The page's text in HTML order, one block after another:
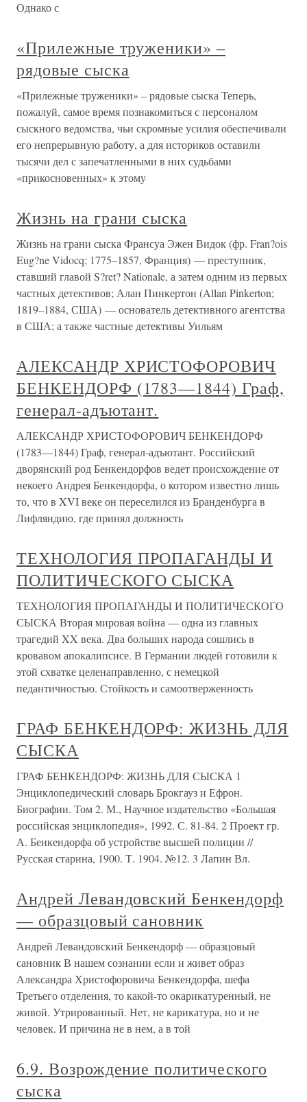
Однако с
«Прилежные труженики» –
рядовые сыска
«Прилежные труженики» – рядовые сыска Теперь,
пожалуй, самое время познакомиться с персоналом
сыскного ведомства, чьи скромные усилия обеспечивали
его непрерывную работу, а для историков оставили
тысячи дел с запечатленными в них судьбами
«прикосновенных» к этому
Жизнь на грани сыска
Жизнь на грани сыска Франсуа Эжен Видок (фр. Fran?ois
Eug?ne Vidocq; 1775–1857, Франция) — преступник,
ставший главой S?ret? Nationale, а затем одним из первых
частных детективов; Алан Пинкертон (Allan Pinkerton;
1819–1884, США) — основатель детективного агентства
в США; а также частные детективы Уильям
АЛЕКСАНДР ХРИСТОФОРОВИЧ
БЕНКЕНДОРФ (1783—1844) Граф,
генерал-адъютант.
АЛЕКСАНДР ХРИСТОФОРОВИЧ БЕНКЕНДОРФ
(1783—1844) Граф, генерал-адъютант. Российский
дворянский род Бенкендорфов ведет происхождение от
некоего Андрея Бенкендорфа, о котором известно лишь
то, что в XVI веке он переселился из Бранденбурга в
Лифляндию, где принял должность
ТЕХНОЛОГИЯ ПРОПАГАНДЫ И
ПОЛИТИЧЕСКОГО СЫСКА
ТЕХНОЛОГИЯ ПРОПАГАНДЫ И ПОЛИТИЧЕСКОГО
СЫСКА Вторая мировая война — одна из главных
трагедий XX века. Два больших народа сошлись в
кровавом апокалипсисе. В Германии людей готовили к
этой схватке целенаправленно, с немецкой
педантичностью. Стойкость и самоотверженность
ГРАФ БЕНКЕНДОРФ: ЖИЗНЬ ДЛЯ
СЫСКА
ГРАФ БЕНКЕНДОРФ: ЖИЗНЬ ДЛЯ СЫСКА 1
Энциклопедический словарь Брокгауз и Ефрон.
Биографии. Том 2. М., Научное издательство «Большая
российская энциклопедия», 1992. С. 81-84. 2 Проект гр.
А. Бенкендорфа об устройстве высшей полиции //
Русская старина, 1900. Т. 1904. №12. 3 Лапин Вл.
Андрей Левандовский Бенкендорф
— образцовый сановник
Андрей Левандовский Бенкендорф — образцовый
сановник В нашем сознании если и живет образ
Александра Христофоровича Бенкендорфа, шефа
Третьего отделения, то какой-то окарикатуренный, не
живой. Утрированный. Нет, не карикатура, но и не
человек. И причина не в нем, а в той
6.9. Возрождение политического
сыска